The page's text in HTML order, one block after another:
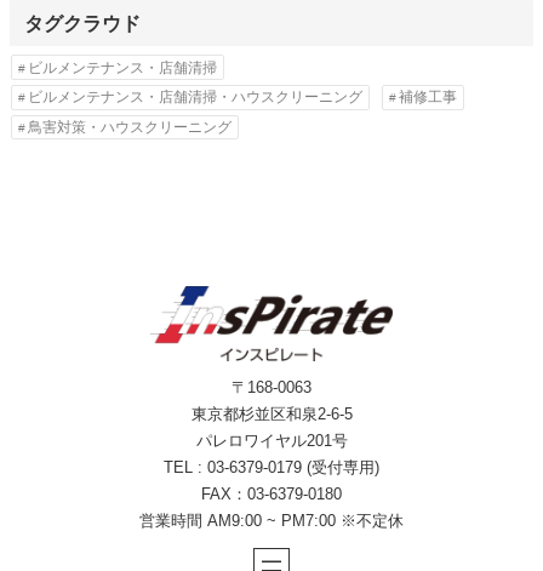
タグクラウド
ビルメンテナンス・店舗清掃
ビルメンテナンス・店舗清掃・ハウスクリーニング
補修工事
鳥害対策・ハウスクリーニング
〒168-0063
東京都杉並区和泉2-6-5
パレロワイヤル201号
TEL : 03-6379-0179 (受付専用)
FAX：03-6379-0180
営業時間 AM9:00 ~ PM7:00 ※不定休